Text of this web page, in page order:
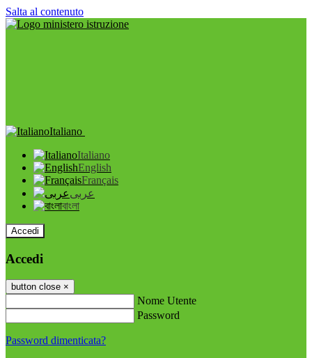
Salta al contenuto
Italiano
Italiano
English
Français
عربى
বাংলা
Accedi
Accedi
button close ×
Nome Utente
Password
Password dimenticata?